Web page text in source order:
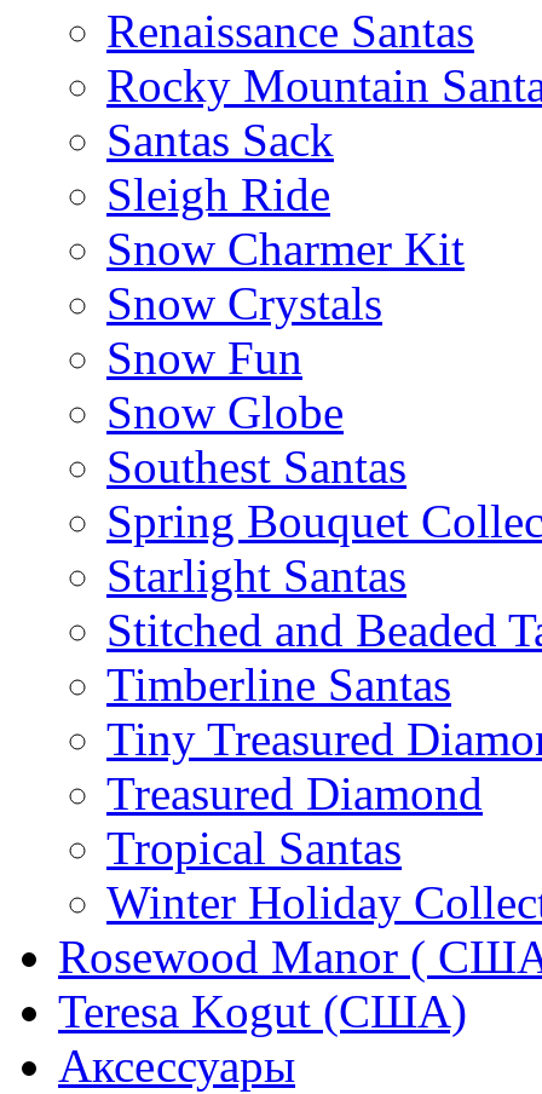
Renaissance Santas
Rocky Mountain
Santas Sack
Sleigh Ride
Snow Charmer Kit
Snow Crystals
Snow Fun
Snow Globe
Southest Santas
Spring Bouquet
Starlight Santas
Stitched and Beaded
Timberline Santas
Tiny Treasured
Treasured Diamond
Tropical Santas
Winter Holiday
Rosewood Manor (
Teresa Kogut (США)
Аксессуары